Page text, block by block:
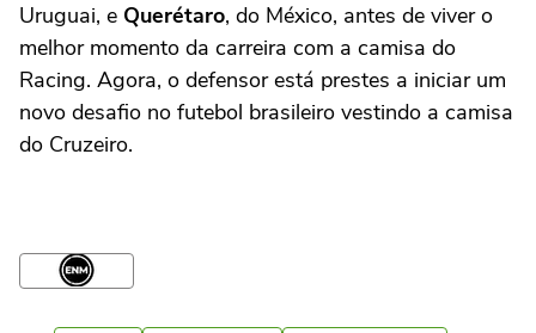
Uruguai, e Querétaro, do México, antes de viver o
melhor momento da carreira com a camisa do
Racing. Agora, o defensor está prestes a iniciar um
novo desafio no futebol brasileiro vestindo a camisa
do Cruzeiro.